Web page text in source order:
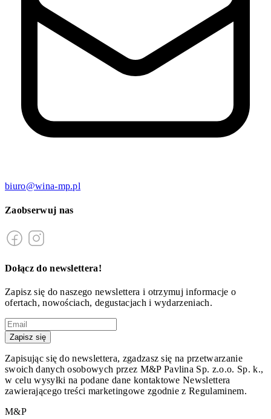
biuro@wina-mp.pl
Zaobserwuj nas
Dołącz do newslettera!
Zapisz się do naszego newslettera i otrzymuj informacje o
ofertach, nowościach, degustacjach i wydarzeniach.
Zapisz się
Zapisując się do newslettera, zgadzasz się na przetwarzanie
swoich danych osobowych przez M&P Pavlina Sp. z.o.o. Sp. k.,
w celu wysyłki na podane dane kontaktowe Newslettera
zawierającego treści marketingowe zgodnie z Regulaminem.
M&P